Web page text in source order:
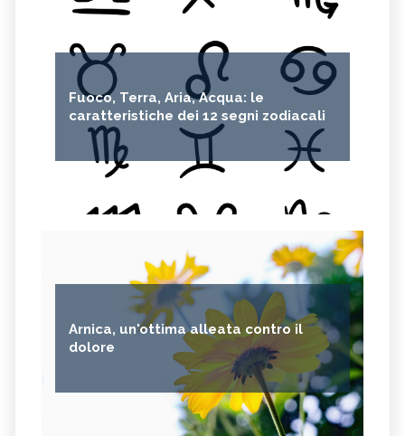
Fuoco, Terra, Aria, Acqua: le
caratteristiche dei 12 segni zodiacali
Arnica, un'ottima alleata contro il
dolore